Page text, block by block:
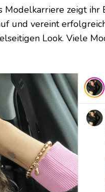
Modelkarriere zeigt ihr
und vereint
Look. Viele